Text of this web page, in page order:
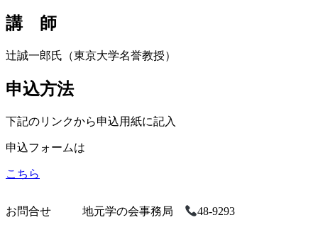
講 師
辻誠一郎氏（東京大学名誉教授）
申込方法
下記のリンクから申込用紙に記入
申込フォームは
こちら
お問合せ 地元学の会事務局 48-9293